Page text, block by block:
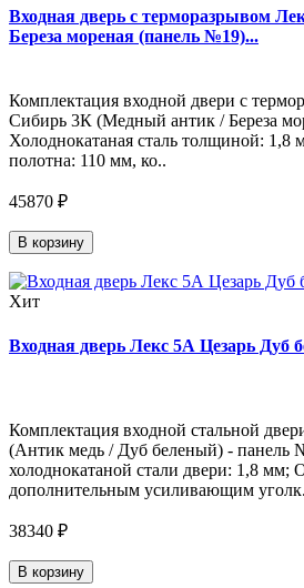
Входная дверь с терморазрывом
Береза мореная (панель №19)...
Комплектация входной двери с
Сибирь 3К (Медный антик / Береза
Холоднокатаная сталь толщиной: 1,8
полотна: 110 мм, ко..
45870 ₽
В корзину
Хит
Входная дверь Лекс 5А Цезарь Дуб
Комплектация входной стальной
(Антик медь / Дуб беленый) - панель
холоднокатаной стали двери: 1,8 мм;
дополнительным усиливающим
38340 ₽
В корзину